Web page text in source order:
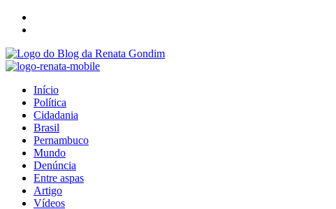
Início
Política
Cidadania
Brasil
Pernambuco
Mundo
Denúncia
Entre aspas
Artigo
Vídeos